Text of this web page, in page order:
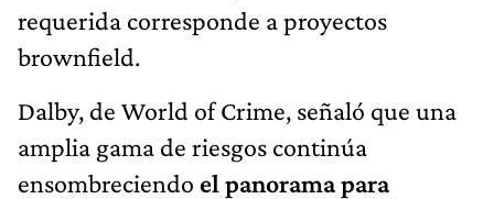
requerida corresponde a proyectos
brownfield.
Dalby, de World of Crime, señaló que una
amplia gama de riesgos continúa
ensombreciendo el panorama para